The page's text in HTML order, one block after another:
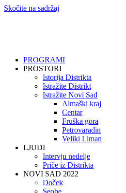
Skočite na sadržaj
PROGRAMI
PROSTORI
Istorija Distrikta
Istražite Distrikt
Istražite Novi Sad
Almaški kraj
Centar
Fruška gora
Petrovaradin
Veliki Liman
LJUDI
Intervju nedelje
Priče iz Distrikta
NOVI SAD 2022
Doček
Seobe